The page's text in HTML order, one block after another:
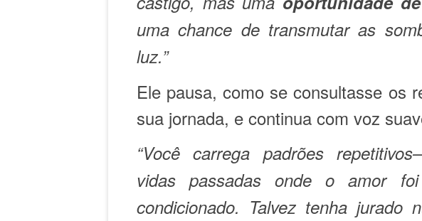
uma chance de transmutar as
luz.”
Ele pausa, como se consultasse os
sua jornada, e continua com voz
“Você carrega padrões
vidas passadas onde o amor
condicionado. Talvez tenha jurado